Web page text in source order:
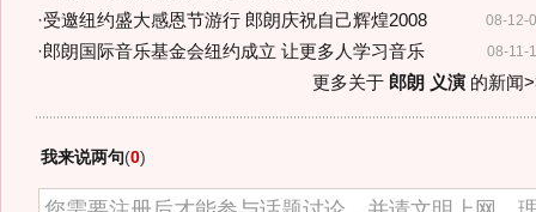
08-12-
·受邀纽约盛大感恩节游行 郎朗庆祝自己辉煌2008
08-11-
·郎朗国际音乐基金会纽约成立 让更多人学习音乐
更多关于 郎朗 义演的新闻
我来说两句(0)